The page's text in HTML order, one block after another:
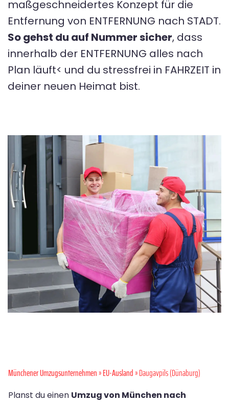
maßgeschneidertes Konzept für die
Entfernung von ENTFERNUNG nach STADT.
So gehst du auf Nummer sicher, dass
innerhalb der ENTFERNUNG alles nach
Plan läuft< und du stressfrei in FAHRZEIT in
deiner neuen Heimat bist.
Münchener Umzugsunternehmen»EU-Ausland» Daugavpils (Dünaburg)
Planst du einen Umzug von München nach